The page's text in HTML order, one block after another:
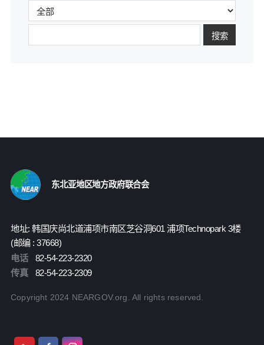
搜索
东北亚地区地方政府联合会
地址: 韩国庆尚北道浦项市南区芝谷洞601 浦项Technopark 3楼
(邮编 : 37668)
电话
82-54-223-2320
传真
82-54-223-2309
Copyright 2024 NEARGOV.org. All rights reserved.